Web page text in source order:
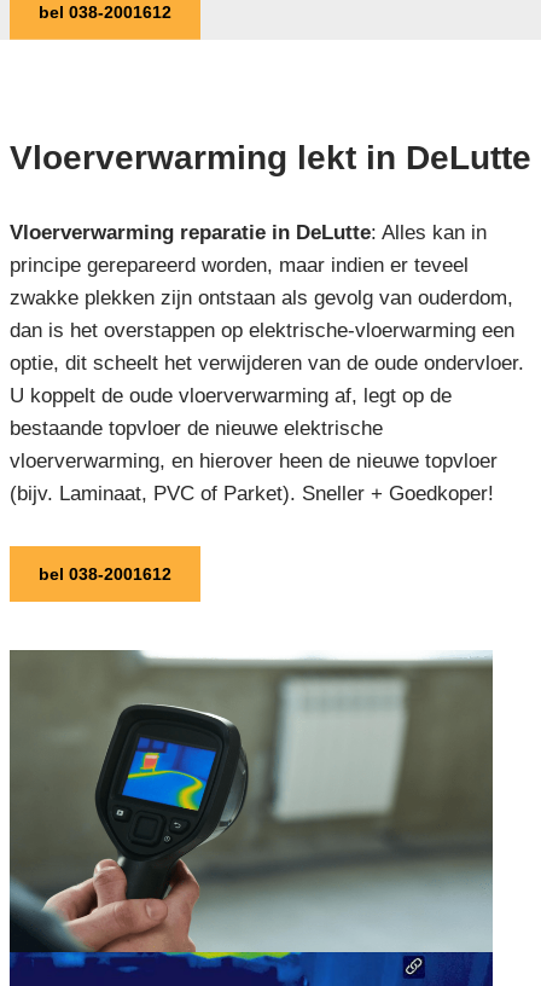
bel 038-2001612
Vloerverwarming lekt in DeLutte
Vloerverwarming reparatie in DeLutte: Alles kan in
principe gerepareerd worden, maar indien er teveel
zwakke plekken zijn ontstaan als gevolg van ouderdom,
dan is het overstappen op elektrische-vloerwarming een
optie, dit scheelt het verwijderen van de oude ondervloer.
U koppelt de oude vloerverwarming af, legt op de
bestaande topvloer de nieuwe elektrische
vloerverwarming, en hierover heen de nieuwe topvloer
(bijv. Laminaat, PVC of Parket). Sneller + Goedkoper!
bel 038-2001612